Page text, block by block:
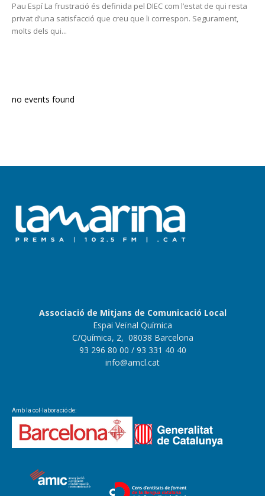
Pau Espí La frustració és definida pel DIEC com l’estat de qui resta
privat d’una satisfacció que creu que li correspon. Segurament,
molts dels qui...
no events found
Associació de Mitjans de Comunicació Local
Espai Veïnal Química
C/Química, 2, 08038 Barcelona
93 296 80 00 / 93 331 40 40
info@amcl.cat
Amb la col·laboració de: